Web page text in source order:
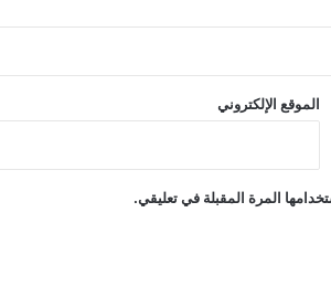
الموقع الإلكتروني
المرة المقبلة في تعليقي.